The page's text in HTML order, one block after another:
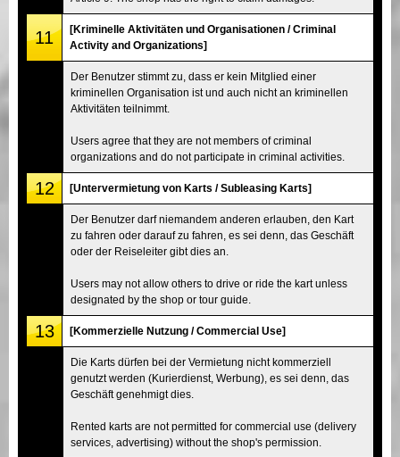
11
[Kriminelle Aktivitäten und Organisationen / Criminal
Activity and Organizations]
Der Benutzer stimmt zu, dass er kein Mitglied einer
kriminellen Organisation ist und auch nicht an kriminellen
Aktivitäten teilnimmt.
Users agree that they are not members of criminal
organizations and do not participate in criminal activities.
12 [Untervermietung von Karts / Subleasing Karts]
Der Benutzer darf niemandem anderen erlauben, den Kart
zu fahren oder darauf zu fahren, es sei denn, das Geschäft
oder der Reiseleiter gibt dies an.
Users may not allow others to drive or ride the kart unless
designated by the shop or tour guide.
13 [Kommerzielle Nutzung / Commercial Use]
Die Karts dürfen bei der Vermietung nicht kommerziell
genutzt werden (Kurierdienst, Werbung), es sei denn, das
Geschäft genehmigt dies.
Rented karts are not permitted for commercial use (delivery
services, advertising) without the shop's permission.